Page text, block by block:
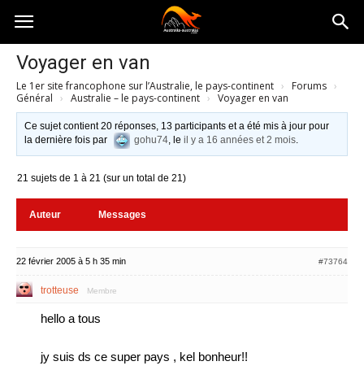
Australia-
australie.com
Voyager en van
Le 1er site francophone sur l’Australie, le pays-continent › Forums ›
Général › Australie – le pays-continent › Voyager en van
Ce sujet contient 20 réponses, 13 participants et a été mis à jour pour
la dernière fois par
gohu74, leil y a 16 années et 2 mois.
21 sujets de 1 à 21 (sur un total de 21)
Auteur Messages
22 février 2005 à 5 h 35 min #73764
trotteuse Membre
hello a tous
jy suis ds ce super pays , kel bonheur!!